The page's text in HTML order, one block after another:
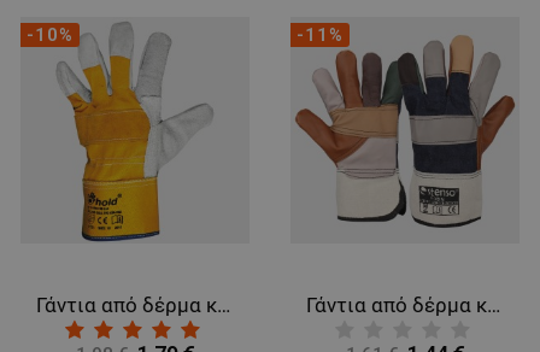
-10%
Γάντια από δέρμα και ύφασμα GULL EVO
-11%
Γάντια από δέρμα και ύφασμα KIRAN